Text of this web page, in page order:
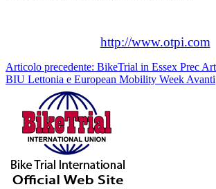
http://www.otpi.com
Articolo precedente: BikeTrial in Essex Prec
BIU Lettonia e European Mobility Week Avanti